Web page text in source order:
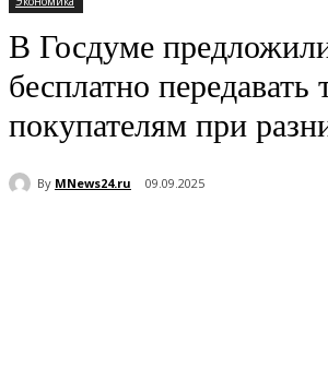
В Госдуме
бесплатно передавать
покупателям при
By MNews24.ru 09.09.2025